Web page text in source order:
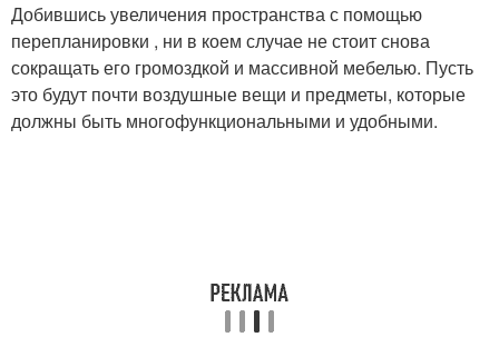
Добившись увеличения пространства с помощью
перепланировки , ни в коем случае не стоит снова
сокращать его громоздкой и массивной мебелью. Пусть
это будут почти воздушные вещи и предметы, которые
должны быть многофункциональными и удобными.